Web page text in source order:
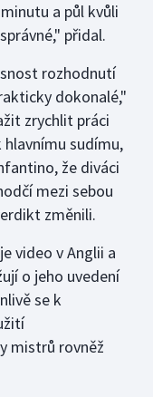
a půl kvůli
přidal.
rozhodnutí
dokonalé,"
zrychlit práci
sudímu,
že diváci
mezi sebou
změnili.
video v Anglii a
o jeho uvedení
se k
mistrů rovněž